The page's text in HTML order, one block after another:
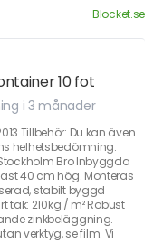
Blocket.se
10 fot
i 3 månader
Tillbehör: Du kan även
helhetsbedömning:
Bro Inbyggda
40 cm hög. Monteras
stabilt byggd
tak: 210kg / m² Robust
zinkbeläggning.
verktyg, se film. Vi